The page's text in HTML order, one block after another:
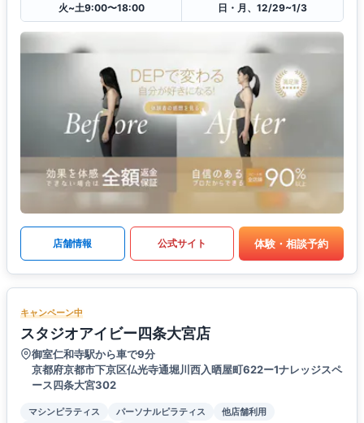
火~土9:00〜18:00
日・月、12/29~1/3
店舗情報 公式サイト 体験・相談予約
キャンペーン中
スタジオアイビー四条大宮店
御室仁和寺駅から車で9分
京都府京都市下京区仏光寺通堀川西入晒屋町622ー1ナレッジスペ
ース四条大宮302
マシンピラティス パーソナルピラティス
他店舗利用